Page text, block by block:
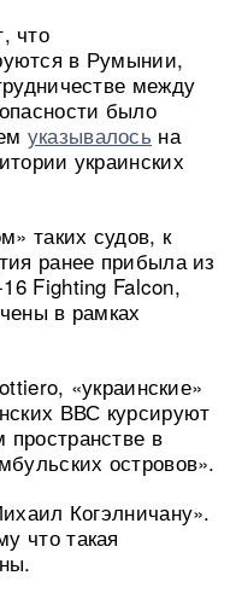
что
в Румынии,
между
было
указывалось на
украинских
таких судов, к
ранее прибыла из
Fighting Falcon,
в рамках
«украинские»
ВВС курсируют
в
островов».
Когэлничану».
что такая